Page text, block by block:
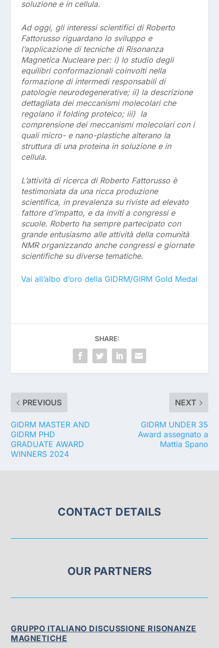
soluzione e in cellula.
Ad oggi, gli interessi scientifici di Roberto
Fattorusso riguardano lo sviluppo e
l’applicazione di tecniche di Risonanza
Magnetica Nucleare per: i) lo studio degli
equilibri conformazionali coinvolti nella
formazione di intermedi responsabili di
patologie neurodegenerative; ii) la descrizione
dettagliata dei meccanismi molecolari che
regolano il folding proteico; iii) la
comprensione dei meccanismi molecolari con i
quali micro- e nano-plastiche alterano la
struttura di una proteina in soluzione e in
cellula.
L’attività di ricerca di Roberto Fattorusso è
testimoniata da una ricca produzione
scientifica, in prevalenza su riviste ad elevato
fattore d’impatto, e da inviti a congressi e
scuole. Roberto ha sempre partecipato con
grande entusiasmo alle attività della comunità
NMR organizzando anche congressi e giornate
scientifiche su diverse tematiche.
Vai all’albo d’oro della GIDRM/GIRM Gold Medal
SHARE:
PREVIOUS
GIDRM MASTER AND
GIDRM PHD
GRADUATE AWARD
WINNERS 2024
NEXT
GIDRM UNDER 35
Award assegnato a
Mattia Spano
CONTACT DETAILS
OUR PARTNERS
GRUPPO ITALIANO DISCUSSIONE RISONANZE
MAGNETICHE